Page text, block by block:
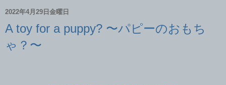
2022年4月29日金曜日
A toy for a puppy? 〜パピーのおもち
ゃ？〜